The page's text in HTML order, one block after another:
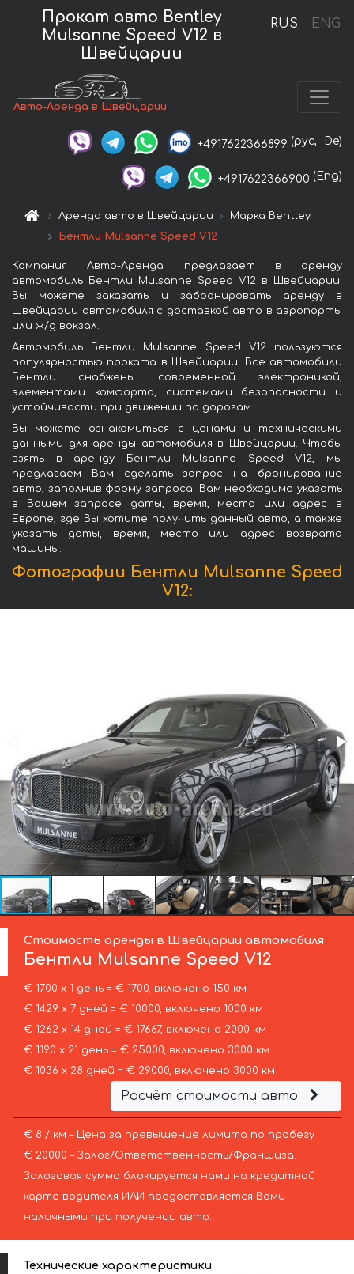
RUS ENG
Прокат авто Bentley
Mulsanne Speed V12 в
Швейцарии
Авто-Аренда в Швейцарии
+4917622366899 (рус, De)
+4917622366900 (Eng)
Аренда авто в Швейцарии
Марка Bentley
Бентли Mulsanne Speed V12
Компания Авто-Аренда предлагает в аренду
автомобиль Бентли Mulsanne Speed V12 в Швейцарии.
Вы можете заказать и забронировать аренду в
Швейцарии автомобиля с доставкой авто в аэропорты
или ж/д вокзал.
Автомобиль Бентли Mulsanne Speed V12 пользуются
популярностью проката в Швейцарии. Все автомобили
Бентли снабжены современной электроникой,
элементами комфорта, системами безопасности и
устойчивости при движении по дорогам.
Вы можете ознакомиться с ценами и техническими
данными для аренды автомобиля в Швейцарии. Чтобы
взять в аренду Бентли Mulsanne Speed V12, мы
предлагаем Вам сделать запрос на бронирование
авто, заполнив форму запроса. Вам необходимо указать
в Вашем запросе даты, время, место или адрес в
Европе, где Вы хотите получить данный авто, а также
указать даты, время, место или адрес возврата
машины.
Фотографии Бентли Mulsanne Speed
V12:
Стоимость аренды в Швейцарии автомобиля
Бентли Mulsanne Speed V12
€ 1700 х 1 день = € 1700, включено 150 км
€ 1429 х 7 дней = € 10000, включено 1000 км
€ 1262 х 14 дней = € 17667, включено 2000 км
€ 1190 х 21 день = € 25000, включено 3000 км
€ 1036 х 28 дней = € 29000, включено 3000 км
Расчёт стоимости авто
€ 8 / км – Цена за превышение лимита по пробегу
€ 20000 – Залог/Ответственность/Франшиза.
Залоговая сумма блокируется нами на кредитной
карте водителя ИЛИ предоставляется Вами
наличными при получении авто.
Технические характеристики